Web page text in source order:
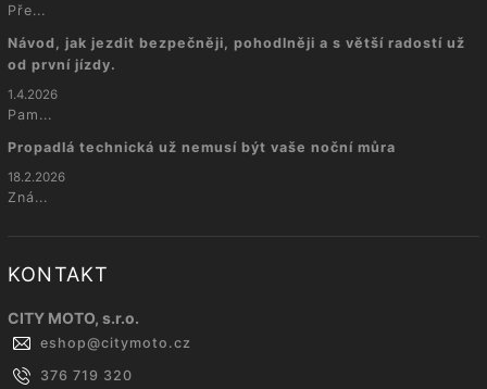
Pře...
Návod, jak jezdit bezpečněji, pohodlněji a s větší radostí už
od první jízdy.
1.4.2026
Pam...
Propadlá technická už nemusí být vaše noční můra
18.2.2026
Zná...
KONTAKT
CITY MOTO, s.r.o.
eshop@citymoto.cz
376 719 320